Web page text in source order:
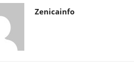
Zenicainfo